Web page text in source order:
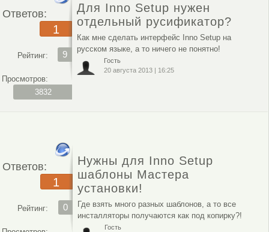
Ответов:
1
Рейтинг: 9
Просмотров:
3832
Для Inno Setup нужен
отдельный русификатор?
Как мне сделать интерфейс Inno Setup на
русском языке, а то ничего не понятно!
Гость
20 августа 2013 | 16:25
Ответов:
1
Рейтинг: 0
Нужны для Inno Setup
шаблоны Мастера
установки!
Где взять много разных шаблонов, а то все
инсталляторы получаются как под копирку?!
Гость